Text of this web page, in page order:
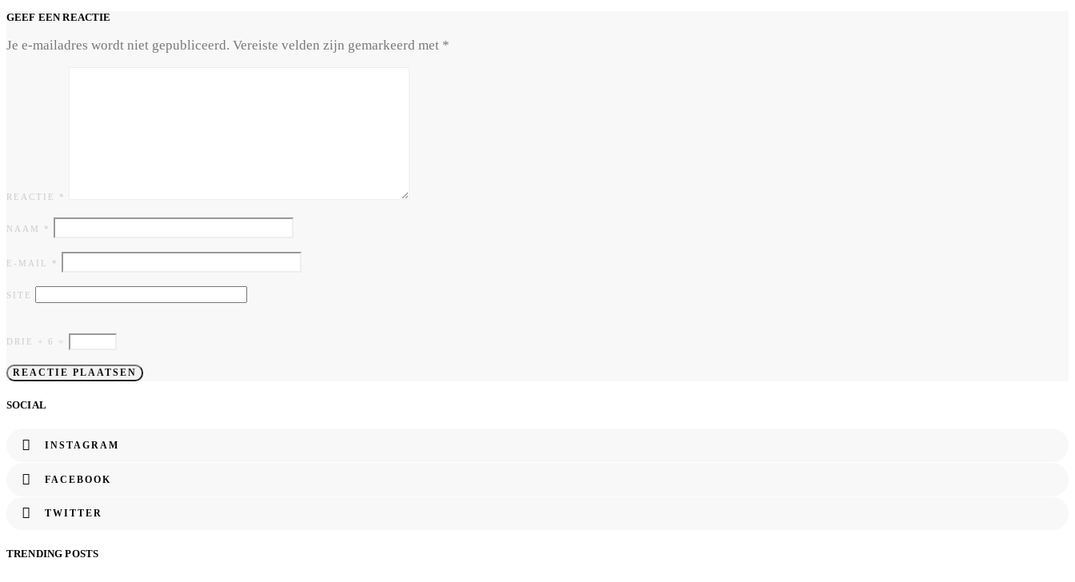
GEEF EEN REACTIE
Je e-mailadres wordt niet gepubliceerd. Vereiste velden zijn gemarkeerd met *
REACTIE *
NAAM *
E-MAIL *
SITE
DRIE + 6 =
SOCIAL
INSTAGRAM
FACEBOOK
TWITTER
TRENDING POSTS